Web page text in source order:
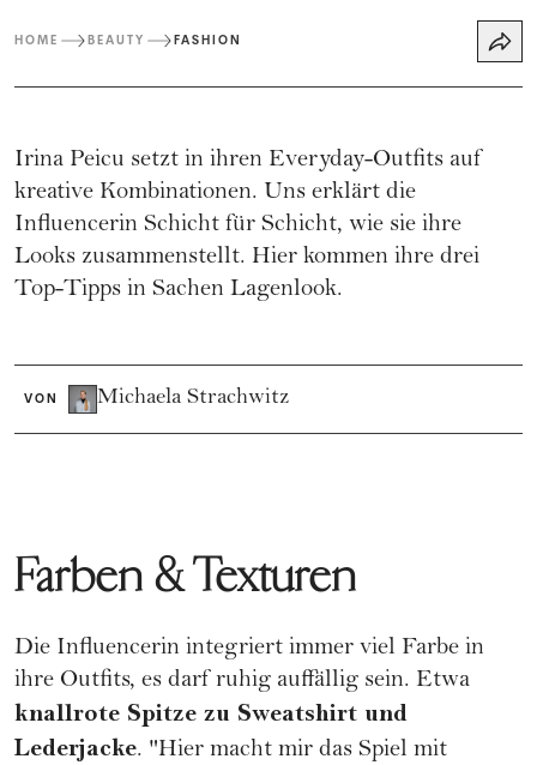
HOME BEAUTY FASHION
Irina Peicu setzt in ihren Everyday-Outfits auf
kreative Kombinationen. Uns erklärt die
Influencerin Schicht für Schicht, wie sie ihre
Looks zusammenstellt. Hier kommen ihre drei
Top-Tipps in Sachen Lagenlook.
VON Michaela Strachwitz
Farben & Texturen
Die Influencerin integriert immer viel Farbe in
ihre Outfits, es darf ruhig auffällig sein. Etwa
knallrote Spitze zu Sweatshirt und
Lederjacke. "Hier macht mir das Spiel mit